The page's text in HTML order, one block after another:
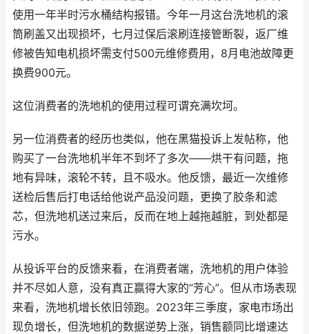
使用一年半时污水桶结构报错。今年一月这台洗地机的滚
筒刷盖又出现损坏，七月过保后滚刷连接管断裂，返厂维
修被告知电机损坏需支付500元维修费用，8月电池故障更
换费900元。
这位消费者的洗地机的使用过程可谓充满坎坷。
另一位消费者的经历也类似，他在黑猫投诉上发帖称，他
购买了一台洗地机半年不到坏了多次——烘干有问题，拖
地有异味，滚轮不转，且不吸水。他反馈，最近一次维修
送检后售后打电话给他说产品没问题，更换了胶条和滤
芯，但洗地机送过来后，反而在地上越拖越脏，到处都是
污水。
从投诉平台的反馈来看，在消费者端，洗地机的用户体验
并不尽如人意，没有真正赢得大家的“芳心”。但从市场表现
来看，洗地机增长依旧领跑。2023年三季度，家电市场出
现负增长，但洗地机的数据逆势上涨，销售额同比增速达